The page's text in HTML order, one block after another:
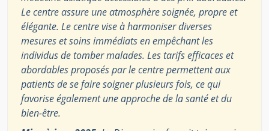
Le centre assure une atmosphère soignée, propre et
élégante. Le centre vise à harmoniser diverses
mesures et soins immédiats en empêchant les
individus de tomber malades. Les tarifs efficaces et
abordables proposés par le centre permettent aux
patients de se faire soigner plusieurs fois, ce qui
favorise également une approche de la santé et du
bien-être.